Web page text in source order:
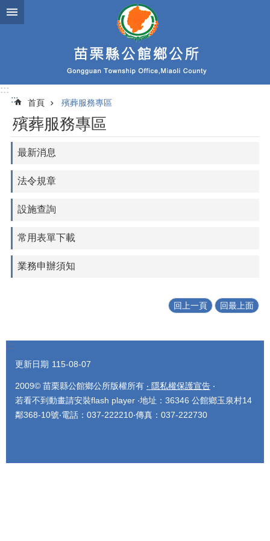
跳到主要內容區塊
:::
:::
首頁 殯葬服務專區
殯葬服務專區
最新消息
法令規章
設施查詢
常用表單下載
業務申辦須知
回上一頁 回最上面
:::
更新日期 115-08-07
2009© 苗栗縣公館鄉公所版權所有 ‧ 隱私權保護宣告 ‧
若看不到動畫請安裝flash player ‧地址：36346 公館鄉玉泉村14
鄰368-10號‧電話：037-222210‧傳真：037-222730